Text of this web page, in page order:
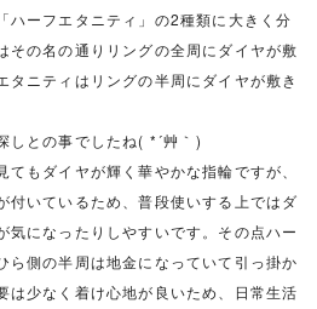
ハーフエタニティ」の2種類に大きく分
その名の通りリングの全周にダイヤが敷
タニティはリングの半周にダイヤが敷き
しとの事でしたね( *´艸｀)
もダイヤが輝く華やかな指輪ですが、
付いているため、普段使いする上ではダ
気になったりしやすいです。その点ハー
ら側の半周は地金になっていて引っ掛か
は少なく着け心地が良いため、日常生活